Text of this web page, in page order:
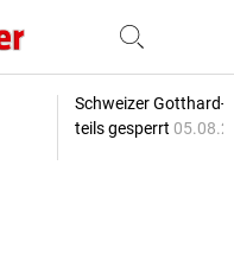
Schweizer Gotthard-
teils gesperrt